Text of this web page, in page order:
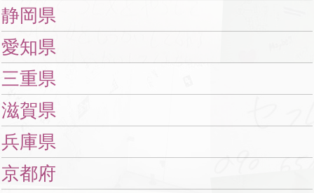
静岡県
愛知県
三重県
滋賀県
兵庫県
京都府